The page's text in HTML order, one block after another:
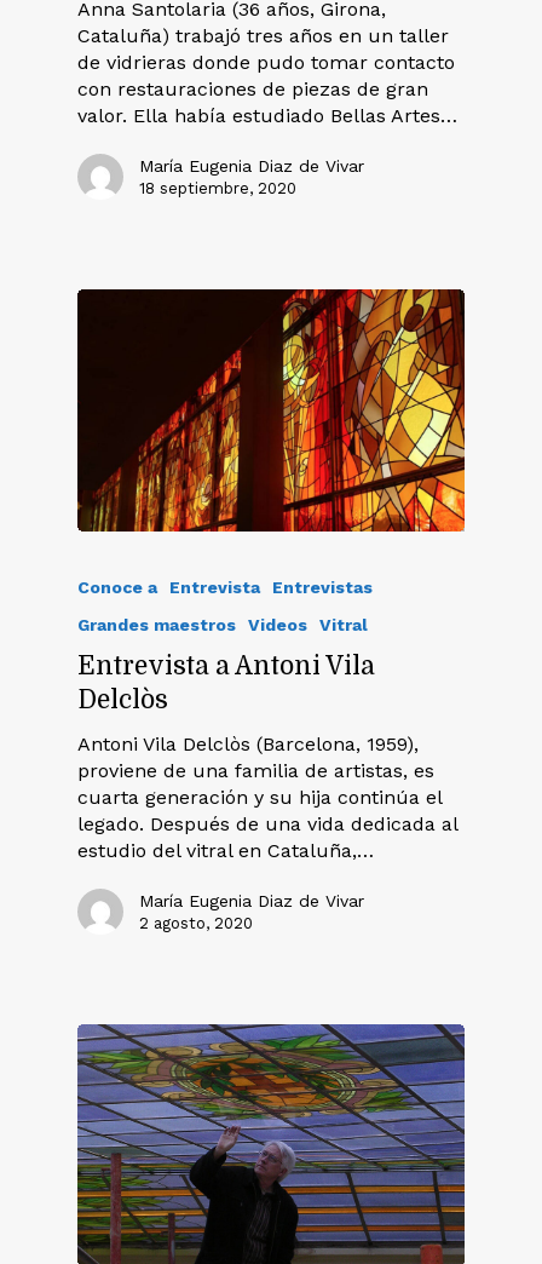
Anna Santolaria (36 años, Girona,
Cataluña) trabajó tres años en un taller
de vidrieras donde pudo tomar contacto
con restauraciones de piezas de gran
valor. Ella había estudiado Bellas Artes…
María Eugenia Diaz de Vivar
18 septiembre, 2020
Conoce a Entrevista
Entrevistas
Grandes maestros
Videos Vitral
Entrevista a Antoni Vila
Delclòs
Antoni Vila Delclòs (Barcelona, 1959),
proviene de una familia de artistas, es
cuarta generación y su hija continúa el
legado. Después de una vida dedicada al
estudio del vitral en Cataluña,…
María Eugenia Diaz de Vivar
2 agosto, 2020